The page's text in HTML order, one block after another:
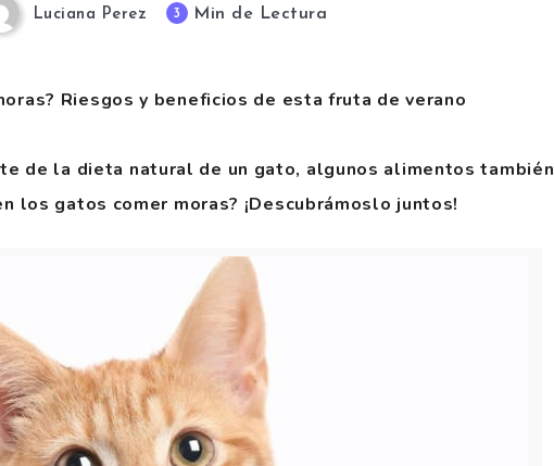
Luciana Perez 3 Min de Lectura
Riesgos y beneficios de esta fruta de verano
de la dieta natural de un gato, algunos alimentos también
los gatos comer moras? ¡Descubrámoslo juntos!